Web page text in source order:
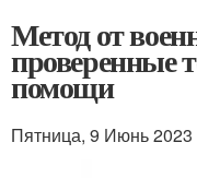
Метод от
проверенные
помощи
Пятница, 9 Июнь 2023